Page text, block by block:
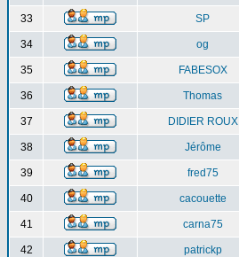
33 SP
34 og
35 FABESOX
36 Thomas
37 DIDIER ROUX
38 Jérôme
39 fred75
40 cacouette
41 carna75
42 patrickp